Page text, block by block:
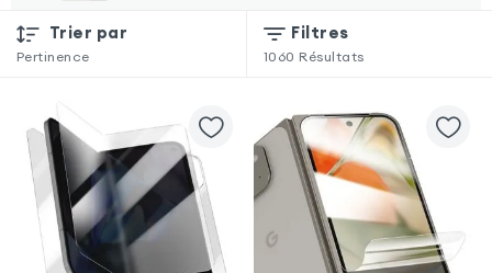
Trier par
Pertinence
Filtres
1060 Résultats